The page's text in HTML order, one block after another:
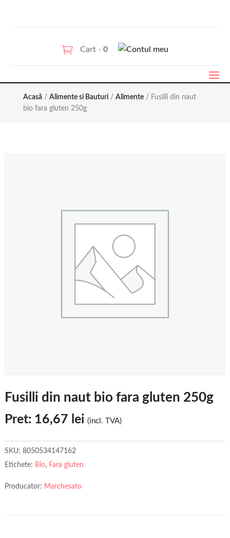
Cart - 0
Acasă/ Alimente si Bauturi/ Alimente/ Fusilli din naut
bio fara gluten 250g
Fusilli din naut bio fara gluten 250g
Pret: 16,67 lei (incl. TVA)
SKU: 8050534147162
Etichete: Bio, Fara gluten
Producator: Marchesato